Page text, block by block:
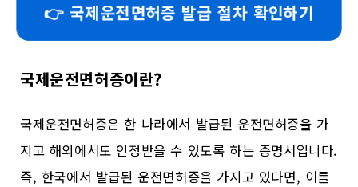
👉 국제운전면허증 발급 절차 확인하기
국제운전면허증이란?
국제운전면허증은 한 나라에서 발급된 운전면허증을 가
지고 해외에서도 인정받을 수 있도록 하는 증명서입니다.
즉, 한국에서 발급된 운전면허증을 가지고 있다면, 이를